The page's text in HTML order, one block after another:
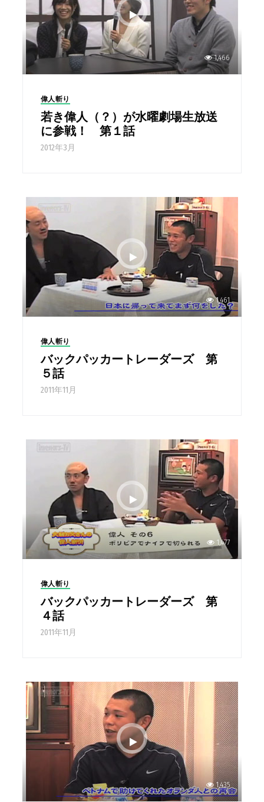
1,466
偉人斬り
若き偉人（？）が水曜劇場生放送
に参戦！ 第１話
2012年3月
1,461
偉人斬り
バックパッカートレーダーズ 第
５話
2011年11月
1,477
偉人斬り
バックパッカートレーダーズ 第
４話
2011年11月
1,435